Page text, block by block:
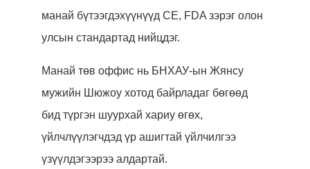
манай бүтээгдэхүүнүүд CE, FDA зэрэг олон
улсын стандартад нийцдэг.
Манай төв оффис нь БНХАУ-ын Жянсу
мужийн Шюжоу хотод байрладаг бөгөөд
бид түргэн шуурхай хариу өгөх,
үйлчлүүлэгчдэд үр ашигтай үйлчилгээ
үзүүлдэгээрээ алдартай.